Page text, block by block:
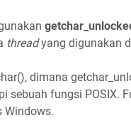
threadyang digunakan
dimana
sebuah fungsi POSIX.
Windows.